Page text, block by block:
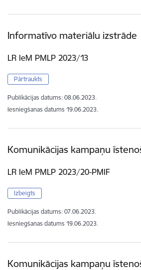
Informatīvo materiālu izstrāde
LR IeM PMLP 2023/13
Pārtraukts
Publikācijas datums: 08.06.2023.
Iesniegšanas datums 19.06.2023.
Komunikācijas kampaņu
LR IeM PMLP 2023/20-PMIF
Izbeigts
Publikācijas datums: 07.06.2023.
Iesniegšanas datums 19.06.2023.
Komunikācijas kampaņu